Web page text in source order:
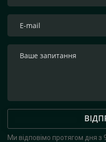
Ми відповімо протягом дня з